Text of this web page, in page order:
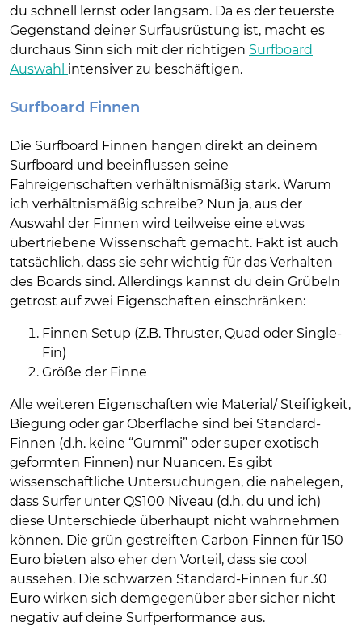
du schnell lernst oder langsam. Da es der teuerste
Gegenstand deiner Surfausrüstung ist, macht es
durchaus Sinn sich mit der richtigen Surfboard
Auswahl intensiver zu beschäftigen.
Surfboard Finnen
Die Surfboard Finnen hängen direkt an deinem
Surfboard und beeinflussen seine
Fahreigenschaften verhältnismäßig stark. Warum
ich verhältnismäßig schreibe? Nun ja, aus der
Auswahl der Finnen wird teilweise eine etwas
übertriebene Wissenschaft gemacht. Fakt ist auch
tatsächlich, dass sie sehr wichtig für das Verhalten
des Boards sind. Allerdings kannst du dein Grübeln
getrost auf zwei Eigenschaften einschränken:
Finnen Setup (Z.B. Thruster, Quad oder Single-
Fin)
Größe der Finne
Alle weiteren Eigenschaften wie Material/ Steifigkeit,
Biegung oder gar Oberfläche sind bei Standard-
Finnen (d.h. keine “Gummi” oder super exotisch
geformten Finnen) nur Nuancen. Es gibt
wissenschaftliche Untersuchungen, die nahelegen,
dass Surfer unter QS100 Niveau (d.h. du und ich)
diese Unterschiede überhaupt nicht wahrnehmen
können. Die grün gestreiften Carbon Finnen für 150
Euro bieten also eher den Vorteil, dass sie cool
aussehen. Die schwarzen Standard-Finnen für 30
Euro wirken sich demgegenüber aber sicher nicht
negativ auf deine Surfperformance aus.